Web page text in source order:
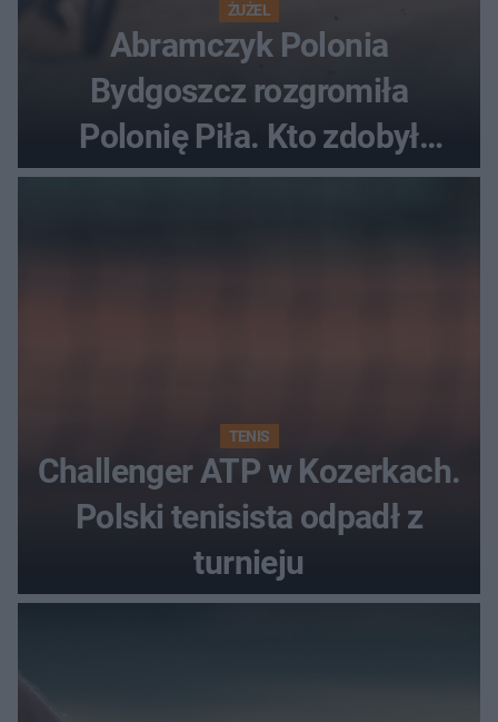
ŻUŻEL
Abramczyk Polonia
Bydgoszcz rozgromiła
Polonię Piła. Kto zdobył
najwięcej punktów?
TENIS
Challenger ATP w Kozerkach.
Polski tenisista odpadł z
turnieju